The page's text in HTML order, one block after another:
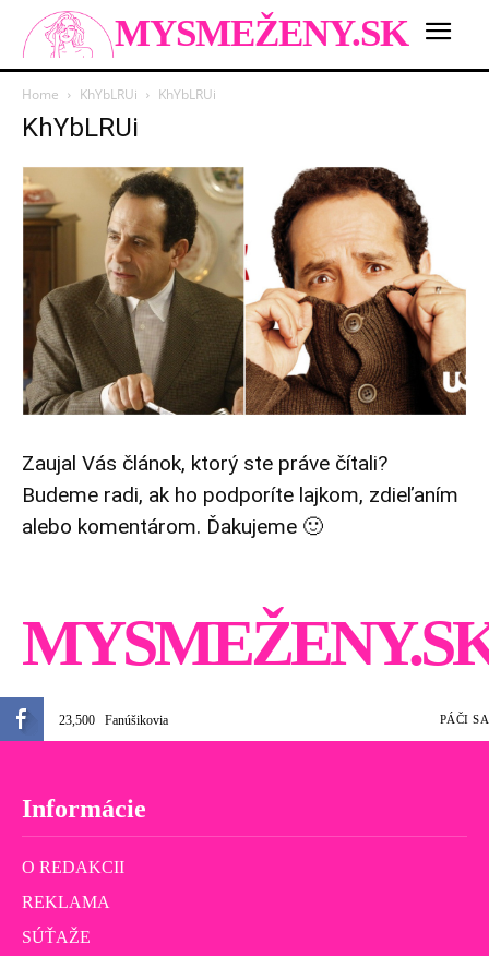
MYSMEŽENY.SK
Home KhYbLRUi KhYbLRUi
KhYbLRUi
Zaujal Vás článok, ktorý ste práve čítali?
Budeme radi, ak ho podporíte lajkom, zdieľaním
alebo komentárom. Ďakujeme 🙂
23,500 Fanúšikovia PÁČI SA
Informácie
O REDAKCII
REKLAMA
SÚŤAŽE